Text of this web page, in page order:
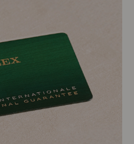
者会感到愉悦非常。